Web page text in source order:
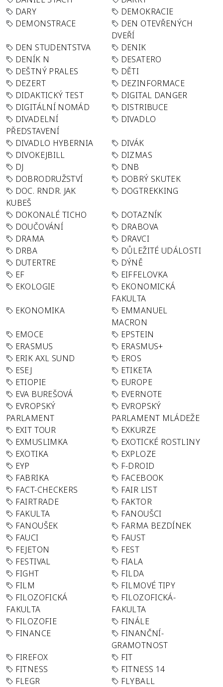
DARY
DEMOKRACIE
DEMONSTRACE
DEN OTEVŘENÝCH
DVEŘÍ
DEN STUDENTSTVA
DENIK
DENÍK N
DESATERO
DEŠTNÝ PRALES
DĚTI
DEZERT
DEZINFORMACE
DIDAKTICKÝ TEST
DIGITAL DANGER
DIGITÁLNÍ NOMÁD
DISTRIBUCE
DIVADELNÍ
PŘEDSTAVENÍ
DIVADLO
DIVADLO HYBERNIA
DIVÁK
DIVOKEJBILL
DIZMAS
DJ
DNB
DOBRODRUŽSTVÍ
DOBRÝ SKUTEK
DOC. RNDR. JAK
KUBEŠ
DOGTREKKING
DOKONALÉ TICHO
DOTAZNÍK
DOUČOVÁNÍ
DRABOVA
DRAMA
DRAVCI
DRBA
DŮLEŽITÉ UDÁLOSTI
DUTERTRE
DÝNĚ
EF
EIFFELOVKA
EKOLOGIE
EKONOMICKÁ
FAKULTA
EKONOMIKA
EMMANUEL
MACRON
EMOCE
EPSTEIN
ERASMUS
ERASMUS+
ERIK AXL SUND
EROS
ESEJ
ETIKETA
ETIOPIE
EUROPE
EVA BUREŠOVÁ
EVERNOTE
EVROPSKÝ
PARLAMENT
EVROPSKÝ
PARLAMENT MLÁDEŽE
EXIT TOUR
EXKURZE
EXMUSLIMKA
EXOTICKÉ ROSTLINY
EXOTIKA
EXPLOZE
EYP
F-DROID
FABRIKA
FACEBOOK
FACT-CHECKERS
FAIR LIST
FAIRTRADE
FAKTOR
FAKULTA
FANOUŠCI
FANOUŠEK
FARMA BEZDÍNEK
FAUCI
FAUST
FEJETON
FEST
FESTIVAL
FIALA
FIGHT
FILDA
FILM
FILMOVÉ TIPY
FILOZOFICKÁ
FAKULTA
FILOZOFICKÁ-
FAKULTA
FILOZOFIE
FINÁLE
FINANCE
FINANČNÍ-
GRAMOTNOST
FIREFOX
FIT
FITNESS
FITNESS 14
FLEGR
FLYBALL